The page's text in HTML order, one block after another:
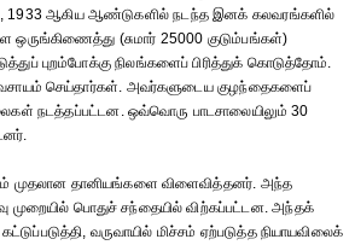
1933 ஆகிய ஆண்டுகளில் நடந்த இனக் கலவரங்களில்
ஒருங்கிணைத்து (சுமார் 25000 குடும்பங்கள்)
புறம்போக்கு நிலங்களைப் பிரித்துக் கொடுத்தோம்.
செய்தார்கள். அவர்களுடைய குழந்தைகளைப்
நடத்தப்பட்டன. ஒவ்வொரு பாடசாலையிலும் 30
முதலான தானியங்களை விளைவித்தனர். அந்த
முறையில் பொதுச் சந்தையில் விற்கப்பட்டன. அந்தக்
வருவாயில் மிச்சம் ஏற்படுத்த நியாயவிலைக்